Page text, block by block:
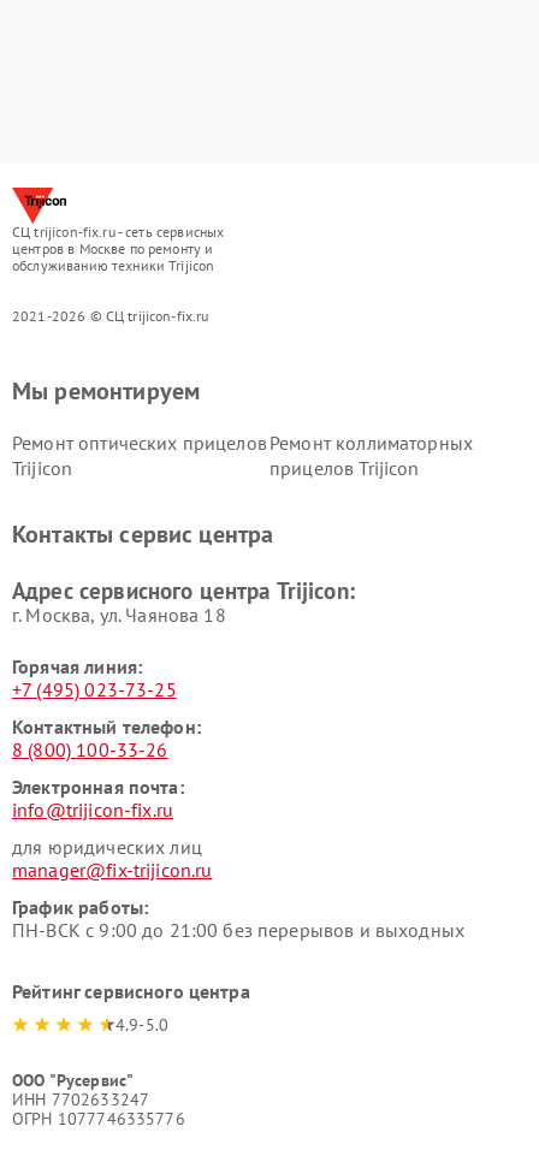
СЦ trijicon-fix.ru - сеть сервисных
центров в Москве по ремонту и
обслуживанию техники Trijicon
2021-2026 © СЦ trijicon-fix.ru
Мы ремонтируем
Ремонт оптических прицелов
Trijicon
Ремонт коллиматорных
прицелов Trijicon
Контакты сервис центра
Адрес сервисного центра Trijicon:
г. Москва, ул. Чаянова 18
Горячая линия:
+7 (495) 023-73-25
Контактный телефон:
8 (800) 100-33-26
Электронная почта:
info@trijicon-fix.ru
для юридических лиц
manager@fix-trijicon.ru
График работы:
ПН-ВСК с 9:00 до 21:00 без перерывов и выходных
Рейтинг сервисного центра
4.9-5.0
ООО "Русервис"
ИНН 7702633247
ОГРН 1077746335776